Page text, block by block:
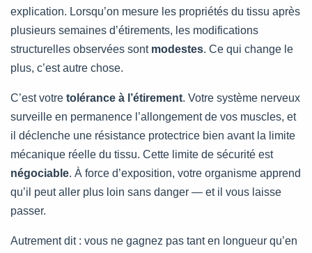
explication. Lorsqu’on mesure les propriétés du tissu après
plusieurs semaines d’étirements, les modifications
structurelles observées sont modestes. Ce qui change le
plus, c’est autre chose.
C’est votre tolérance à l’étirement. Votre système nerveux
surveille en permanence l’allongement de vos muscles, et
il déclenche une résistance protectrice bien avant la limite
mécanique réelle du tissu. Cette limite de sécurité est
négociable. À force d’exposition, votre organisme apprend
qu’il peut aller plus loin sans danger — et il vous laisse
passer.
Autrement dit : vous ne gagnez pas tant en longueur qu’en